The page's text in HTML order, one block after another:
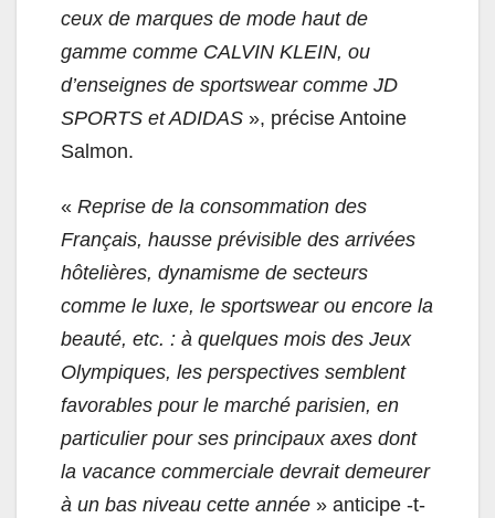
ceux de marques de mode haut de
gamme comme CALVIN KLEIN, ou
d’enseignes de sportswear comme JD
SPORTS et ADIDAS », précise Antoine
Salmon.
« Reprise de la consommation des
Français, hausse prévisible des arrivées
hôtelières, dynamisme de secteurs
comme le luxe, le sportswear ou encore la
beauté, etc. : à quelques mois des Jeux
Olympiques, les perspectives semblent
favorables pour le marché parisien, en
particulier pour ses principaux axes dont
la vacance commerciale devrait demeurer
à un bas niveau cette année » anticipe -t-